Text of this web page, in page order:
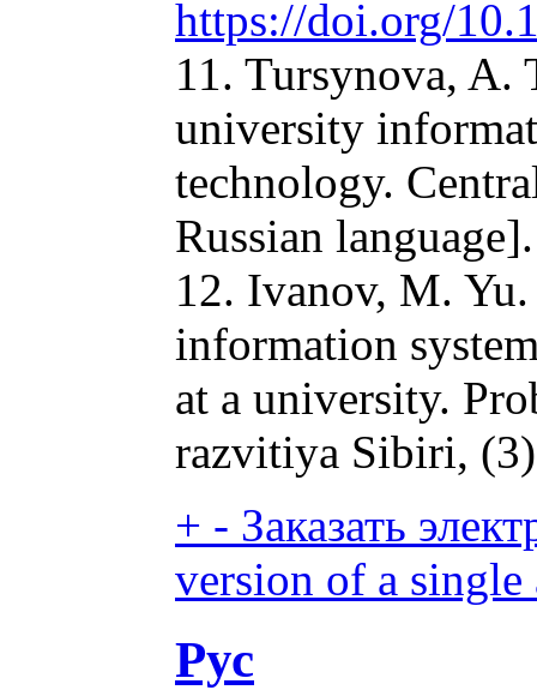
https://doi.org/
11. Tursynova, A.
university
technology.
Russian language].
12. Ivanov, M.
information
at a university.
razvitiya Sibiri,
+ - Заказать
version of a
Рус